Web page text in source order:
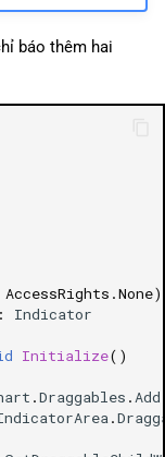
báo thêm hai
:
Indicator
Initialize()
.Draggables . Add
.